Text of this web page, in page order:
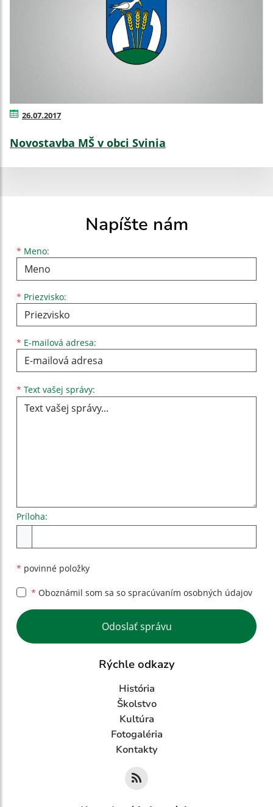
26.07.2017
Novostavba MŠ v obci Svinia
Napíšte nám
* Meno:
Meno
* Priezvisko:
Priezvisko
* E-mailová adresa:
E-mailová adresa
* Text vašej správy:
Príloha:
* povinné položky
* Oboznámil som sa so spracúvaním osobných údajov
Google reCaptcha Response
Odoslať správu
Rýchle odkazy
História
Školstvo
Kultúra
Fotogaléria
Kontakty